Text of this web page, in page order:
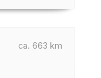
ca. 663 km